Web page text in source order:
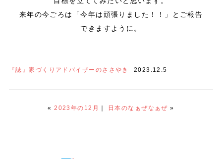
来年の今ごろは「今年は頑張りました！！」とご報告
できますように。
『誌』家づくりアドバイザーのささやき 2023.12.5
«2023年の12月 ｜ 日本のなぁぜなぁぜ »